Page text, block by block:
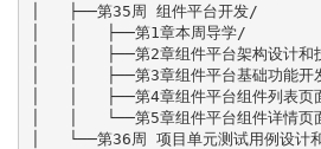
│   ├──第35周 组件平台开发/
│   │   ├──第1章本周导学/
│   │   ├──第2章组件平台架构设计和
│   │   ├──第3章组件平台基础功能开
│   │   ├──第4章组件平台组件列表页
│   │   └──第5章组件平台组件详情页
│   └──第36周 项目单元测试用例设计